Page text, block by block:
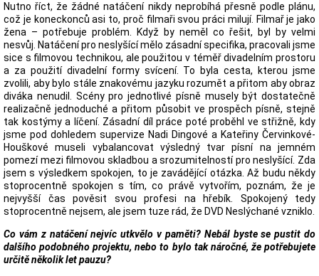
Nutno říct, že žádné natáčení nikdy neprobíhá přesně podle plánu,
což je koneckonců asi to, proč filmaři svou práci milují. Filmař je jako
žena – potřebuje problém. Když by neměl co řešit, byl by velmi
nesvůj. Natáčení pro neslyšící mělo zásadní specifika, pracovali jsme
sice s filmovou technikou, ale použitou v téměř divadelním prostoru
a za použití divadelní formy svícení. To byla cesta, kterou jsme
zvolili, aby bylo stále znakovému jazyku rozumět a přitom aby obraz
diváka nenudil. Scény pro jednotlivé písně musely být dostatečně
realizačně jednoduché a přitom působit ve prospěch písně, stejně
tak kostýmy a líčení. Zásadní díl práce poté proběhl ve střižně, kdy
jsme pod dohledem supervize Nadi Dingové a Kateřiny Červinkové-
Houškové museli vybalancovat výsledný tvar písní na jemném
pomezí mezi filmovou skladbou a srozumitelností pro neslyšící. Zda
jsem s výsledkem spokojen, to je zavádějící otázka. Až budu někdy
stoprocentně spokojen s tím, co právě vytvořím, poznám, že je
nejvyšší čas pověsit svou profesi na hřebík. Spokojený tedy
stoprocentně nejsem, ale jsem tuze rád, že DVD Neslýchané vzniklo.
Co vám z natáčení nejvíc utkvělo v paměti? Nebál byste se pustit do
dalšího podobného projektu, nebo to bylo tak náročné, že potřebujete
určitě několik let pauzu?